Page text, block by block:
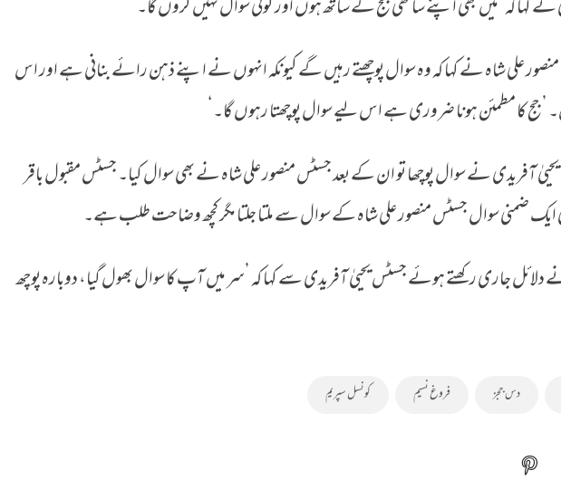
کہا کہ ’میں بھی اپنے ساتھی جج کے ساتھ ہوں اور کوئی سوال نہیں کروں گا۔‘
علی شاہ نے کہا کہ وہ سوال پوچھتے رہیں گے کیونکہ انہوں نے اپنے ذہن رائے بنانی ہے اور اس
کا مطمئن ہونا ضروری ہے اس لیے سوال پوچھتا رہوں گا۔‘
آفریدی نے سوال پوچھا تو ان کے بعد جسٹس منصور علی شاہ نے بھی سوال کیا۔ جسٹس مقبول باقر
ایک ضمنی سوال جسٹس منصور علی شاہ کے سوال سے ملتا جلتا مگر کچھ وضاحت طلب ہے۔
جاری رکھتے ہوئے جسٹس یحییٰ آفریدی سے کہا کہ ’سر میں آپ کا سوال بھول گیا، دوبارہ پوچھ
دس ججز فروغ نسیم کونسل سپریم